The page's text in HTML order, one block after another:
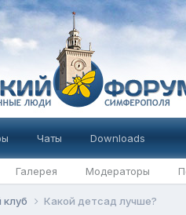
Галерея Модераторы
Чаты Downloads
клуб Какой детсад лучше?